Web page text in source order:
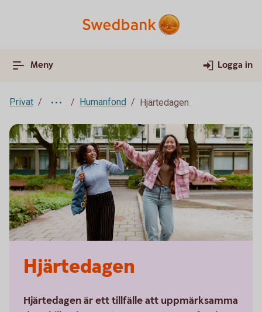
Meny Logga in
Privat Humanfond Hjärtedagen
Hjärtedagen
Hjärtedagen är ett tillfälle att uppmärksamma